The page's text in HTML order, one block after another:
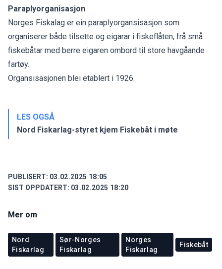
Paraplyorganisasjon
Norges Fiskalag er ein paraplyorgansisasjon som
organiserer både tilsette og eigarar i fiskeflåten, frå små
fiskebåtar med berre eigaren ombord til store havgåande
fartøy.
Organsisasjonen blei etablert i 1926.
LES OGSÅ
Nord Fiskarlag-styret kjem Fiskebåt i møte
PUBLISERT: 03.02.2025 18:05
SIST OPPDATERT: 03.02.2025 18:20
Mer om
Nord
Fiskarlag
Sør-Norges
Fiskarlag
Norges
Fiskarlag
Fiskebåt